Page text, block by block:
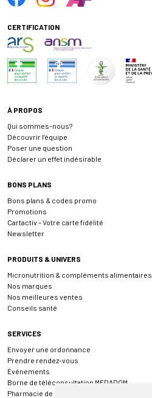
CERTIFICATION
À PROPOS
Qui sommes-nous?
Découvrir l’équipe
Poser une question
Déclarer un effet indésirable
BONS PLANS
Bons plans & codes promo
Promotions
Cartactiv – Votre carte fidélité
Newsletter
PRODUITS & UNIVERS
Micronutrition & compléments alimentaires
Nos marques
Nos meilleures ventes
Conseils santé
SERVICES
Envoyer une ordonnance
Prendre rendez-vous
Événements
Borne de téléconsultation MEDADOM
Pharmacie de garde